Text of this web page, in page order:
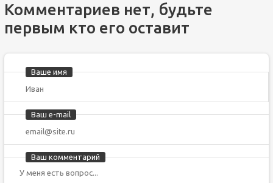
Комментариев нет, будьте
первым кто его оставит
Ваше имя
Ваш e-mail
Ваш комментарий